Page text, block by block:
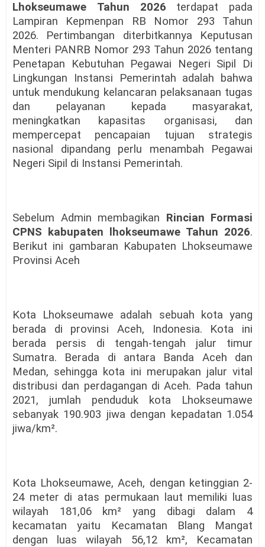
Lhokseumawe Tahun 2026 terdapat pada
Lampiran Kepmenpan RB Nomor 293 Tahun
2026. Pertimbangan diterbitkannya Keputusan
Menteri PANRB Nomor 293 Tahun 2026 tentang
Penetapan Kebutuhan Pegawai Negeri Sipil Di
Lingkungan Instansi Pemerintah adalah bahwa
untuk mendukung kelancaran pelaksanaan tugas
dan pelayanan kepada masyarakat,
meningkatkan kapasitas organisasi, dan
mempercepat pencapaian tujuan strategis
nasional dipandang perlu menambah Pegawai
Negeri Sipil di Instansi Pemerintah.
Sebelum Admin membagikan Rincian Formasi
CPNS kabupaten lhokseumawe Tahun 2026.
Berikut ini gambaran Kabupaten Lhokseumawe
Provinsi Aceh
Kota Lhokseumawe adalah sebuah kota yang
berada di provinsi Aceh, Indonesia. Kota ini
berada persis di tengah-tengah jalur timur
Sumatra. Berada di antara Banda Aceh dan
Medan, sehingga kota ini merupakan jalur vital
distribusi dan perdagangan di Aceh. Pada tahun
2021, jumlah penduduk kota Lhokseumawe
sebanyak 190.903 jiwa dengan kepadatan 1.054
jiwa/km².
Kota Lhokseumawe, Aceh, dengan ketinggian 2-
24 meter di atas permukaan laut memiliki luas
wilayah 181,06 km² yang dibagi dalam 4
kecamatan yaitu Kecamatan Blang Mangat
dengan luas wilayah 56,12 km², Kecamatan